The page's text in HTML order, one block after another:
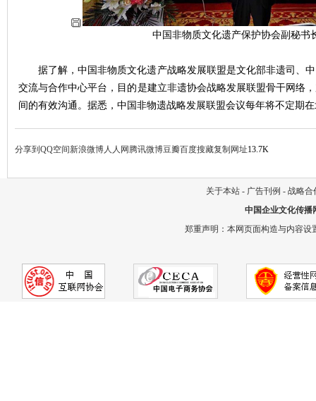
中国非物质文化遗产保护协会副秘书
据了解，中国非物质文化遗产战略发展联盟是文化部非遗司、
交流与合作中心平台，目的是建立非遗协会战略发展联盟骨干网络
间的有效沟通。据悉，中国非物遗战略发展联盟会议每年将不定期
分享到 QQ空间新浪微博人人网 腾讯微博豆瓣百度搜藏复制网址13.7K
关于本站 - 广告刊例 - 战略合
中国企业文化传播
郑重声明：本网页面构造与内容